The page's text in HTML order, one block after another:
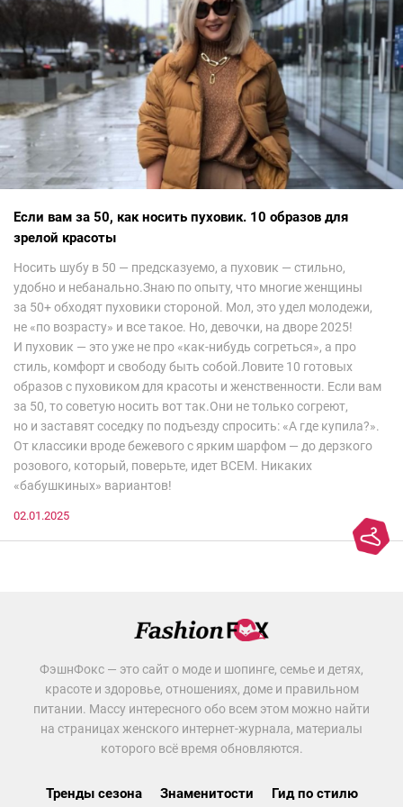
арабских дизайнеров, рассеялись как дым. А столько красоты
сегодня сложно увидеть на других известных неделях
мод.Самое интересное сейчас покажу ?
Если вам за 50, как носить пуховик. 10 образов для
зрелой красоты
Носить шубу в 50 — предсказуемо, а пуховик — стильно,
удобно и небанально.Знаю по опыту, что многие женщины
за 50+ обходят пуховики стороной. Мол, это удел молодежи,
не «по возрасту» и все такое. Но, девочки, на дворе 2025!
И пуховик — это уже не про «как-нибудь согреться», а про
стиль, комфорт и свободу быть собой.Ловите 10 готовых
образов с пуховиком для красоты и женственности. Если вам
за 50, то советую носить вот так.Они не только согреют,
но и заставят соседку по подъезду спросить: «А где купила?».
От классики вроде бежевого с ярким шарфом — до дерзкого
розового, который, поверьте, идет ВСЕМ. Никаких
«бабушкиных» вариантов!
02.01.2025
ФэшнФокс — это сайт о моде и шопинге, семье и детях,
красоте и здоровье, отношениях, доме и правильном
питании. Массу интересного обо всем этом можно найти
на страницах женского интернет-журнала, материалы
которого всё время обновляются.
Тренды сезона Знаменитости Гид по стилю